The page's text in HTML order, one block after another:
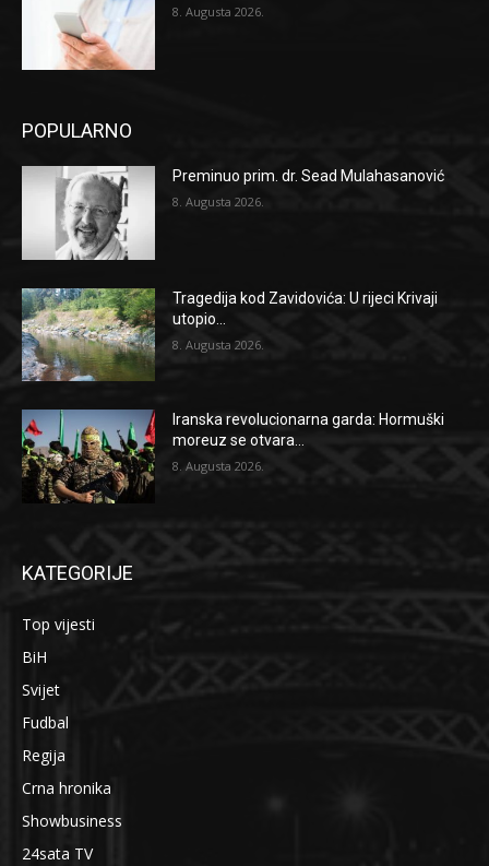
8. Augusta 2026.
POPULARNO
Preminuo prim. dr. Sead Mulahasanović
8. Augusta 2026.
Tragedija kod Zavidovića: U rijeci Krivaji
utopio...
8. Augusta 2026.
Iranska revolucionarna garda: Hormuški
moreuz se otvara...
8. Augusta 2026.
KATEGORIJE
Top vijesti
BiH
Svijet
Fudbal
Regija
Crna hronika
Showbusiness
24sata TV